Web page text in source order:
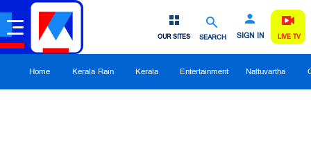
SEARCH SIGN IN
OUR SITES LIVE TV
Home Kerala Rain Kerala Entertainment Nattuvartha